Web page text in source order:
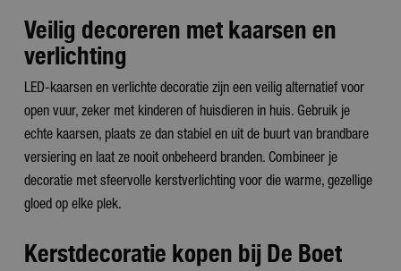
Veilig decoreren met kaarsen en
verlichting
LED-kaarsen en verlichte decoratie zijn een veilig alternatief voor
open vuur, zeker met kinderen of huisdieren in huis. Gebruik je
echte kaarsen, plaats ze dan stabiel en uit de buurt van brandbare
versiering en laat ze nooit onbeheerd branden. Combineer je
decoratie met sfeervolle kerstverlichting voor die warme, gezellige
gloed op elke plek.
Kerstdecoratie kopen bij De Boet